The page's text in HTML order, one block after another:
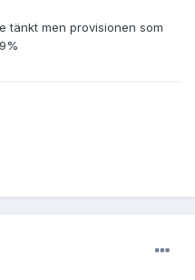
tänkt men provisionen som